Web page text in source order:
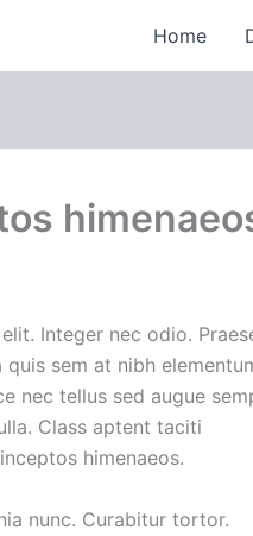
Home
Integer nec odio.
sem at nibh
nec tellus sed augue
Class aptent taciti
himenaeos.
nunc. Curabitur tortor.